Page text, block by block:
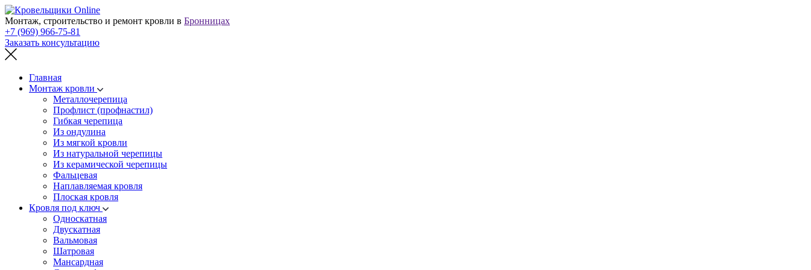
Монтаж, строительство и ремонт кровли в Бронницах
+7 (969) 966-75-81
Заказать консультацию
Главная
Монтаж кровли
Металлочерепица
Профлист (профнастил)
Гибкая черепица
Из ондулина
Из мягкой кровли
Из натуральной черепицы
Из керамической черепицы
Фальцевая
Наплавляемая кровля
Плоская кровля
Кровля под ключ
Односкатная
Двускатная
Вальмовая
Шатровая
Мансардная